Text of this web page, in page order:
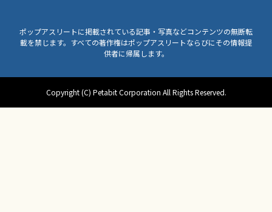
ポップアスリートに掲載されている記事・写真などコンテンツの無断転
載を禁じます。すべての著作権はポップアスリートならびにその情報提
供者に帰属します。
Copyright (C) Petabit Corporation All Rights Reserved.